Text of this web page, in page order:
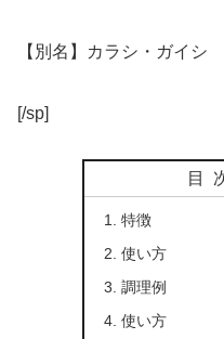
【別名】カラシ・ガイシ
[/sp]
目
特徴
使い方
調理例
使い方